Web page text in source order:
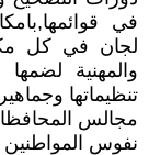
في
لجان في كل
والمهنية
تنظيماتها
مجالس
نفوس المواطنين